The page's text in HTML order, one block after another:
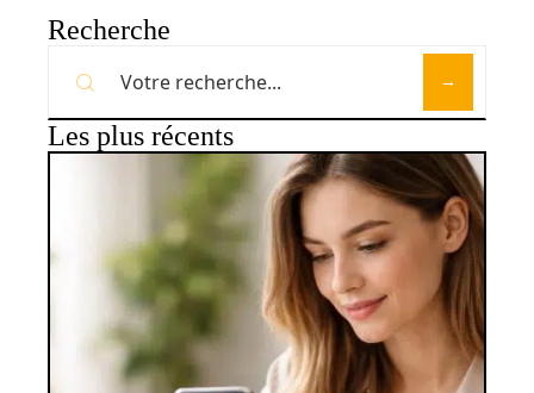
Recherche
Les plus récents